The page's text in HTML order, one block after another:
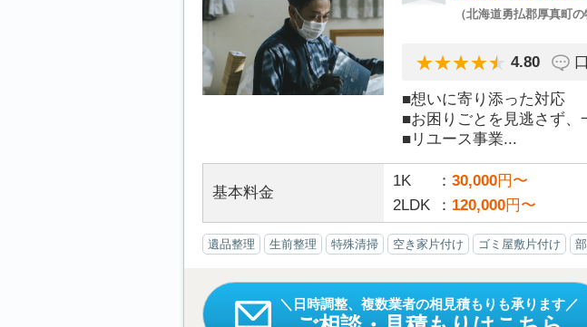
（北海道勇払郡厚真町の
4.80
■想いに寄り添った対応
■お困りごとを見逃さず、
■リユース事業...
基本料金
1K 30,000円〜
2LDK
120,000円〜
遺品整理 生前整理 特殊清掃 空き家片付け ゴミ屋敷片付け
日時調整、複数業者の相見積もりも承ります